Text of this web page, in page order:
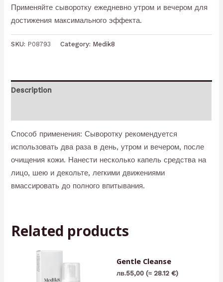
Применяйте сыворотку ежедневно утром и вечером для
достижения максимального эффекта.
SKU: P08793 Category: Medik8
Description
Способ применения: Сыворотку рекомендуется
использовать два раза в день, утром и вечером, после
очищения кожи. Нанести несколько капель средства на
лицо, шею и декольте, легкими движениями
вмассировать до полного впитывания.
Related products
Gentle Cleanse
лв.55,00 (≈ 28.12 €)